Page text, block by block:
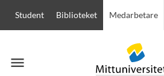
Student Biblioteket Medarbetare
menu
Meny